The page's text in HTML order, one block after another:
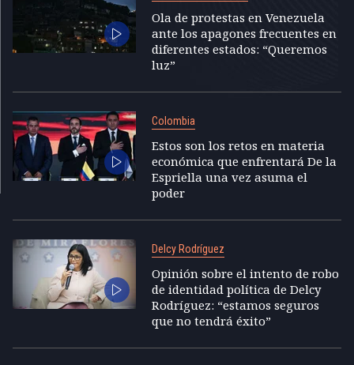
Ola de protestas en Venezuela
ante los apagones frecuentes en
diferentes estados: “Queremos
luz”
Colombia
Estos son los retos en materia
económica que enfrentará De la
Espriella una vez asuma el
poder
Delcy Rodríguez
Opinión sobre el intento de robo
de identidad política de Delcy
Rodríguez: “estamos seguros
que no tendrá éxito”